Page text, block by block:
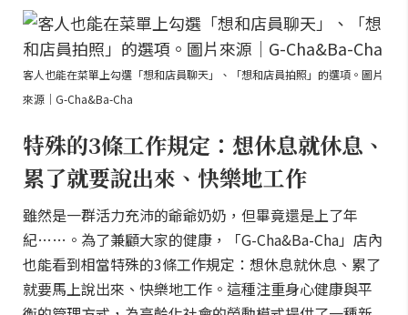
客人也能在菜單上勾選「想和店員聊天」、「想和店員拍照」的選項。圖片
來源｜G-Cha&Ba-Cha
特殊的3條工作規定：想休息就休息、
累了就要說出來、快樂地工作
雖然是一群活力充沛的爺爺奶奶，但畢竟還是上了年
紀……。為了兼顧大家的健康，「G-Cha&Ba-Cha」店內
也能看到相當特殊的3條工作規定：想休息就休息、累了
就要馬上說出來、快樂地工作。這種注重身心健康與平